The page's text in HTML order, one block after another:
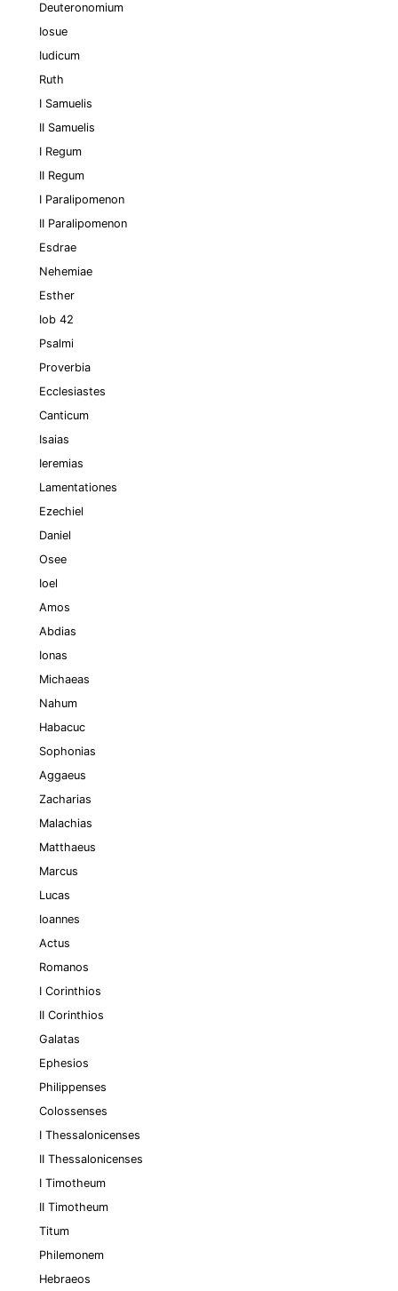
Deuteronomium
Iosue
Iudicum
Ruth
I Samuelis
II Samuelis
I Regum
II Regum
I Paralipomenon
II Paralipomenon
Esdrae
Nehemiae
Esther
Iob 42
Psalmi
Proverbia
Ecclesiastes
Canticum
Isaias
Ieremias
Lamentationes
Ezechiel
Daniel
Osee
Ioel
Amos
Abdias
Ionas
Michaeas
Nahum
Habacuc
Sophonias
Aggaeus
Zacharias
Malachias
Matthaeus
Marcus
Lucas
Ioannes
Actus
Romanos
I Corinthios
II Corinthios
Galatas
Ephesios
Philippenses
Colossenses
I Thessalonicenses
II Thessalonicenses
I Timotheum
II Timotheum
Titum
Philemonem
Hebraeos